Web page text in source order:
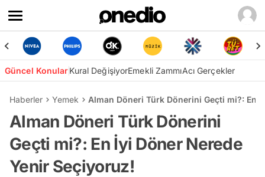
Güncel KonularKural DeğişiyorEmekli ZammıAcı Gerçekler
Haberler Yemek Alman Döneri Türk Dönerini Geçti mi?: En
Alman Döneri Türk Dönerini
Geçti mi?: En İyi Döner Nerede
Yenir Seçiyoruz!